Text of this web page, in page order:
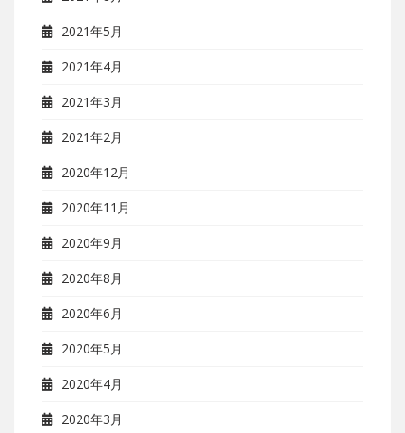
2021年5月
2021年4月
2021年3月
2021年2月
2020年12月
2020年11月
2020年9月
2020年8月
2020年6月
2020年5月
2020年4月
2020年3月